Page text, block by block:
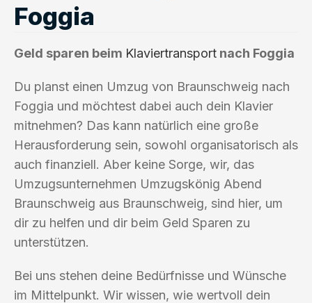
Foggia
Geld sparen beim Klaviertransport nach Foggia
Du planst einen Umzug von Braunschweig nach
Foggia und möchtest dabei auch dein Klavier
mitnehmen? Das kann natürlich eine große
Herausforderung sein, sowohl organisatorisch als
auch finanziell. Aber keine Sorge, wir, das
Umzugsunternehmen Umzugskönig Abend
Braunschweig aus Braunschweig, sind hier, um
dir zu helfen und dir beim Geld Sparen zu
unterstützen.
Bei uns stehen deine Bedürfnisse und Wünsche
im Mittelpunkt. Wir wissen, wie wertvoll dein